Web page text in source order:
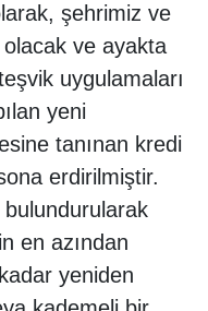
şehrimiz ve
ve ayakta
uygulamaları
yeni
tanınan kredi
erdirilmiştir.
bulundurularak
en azından
yeniden